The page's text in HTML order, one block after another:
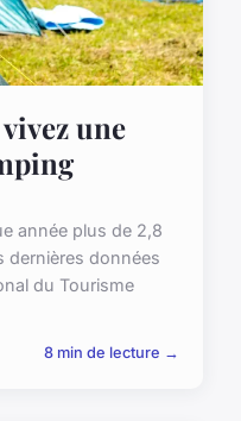
une
année plus de 2,8
dernières données
du Tourisme
8 min de lecture →